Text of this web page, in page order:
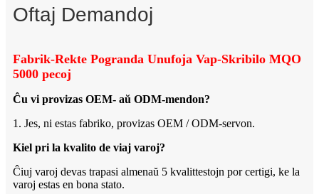
Oftaj Demandoj
Fabrik-Rekte Pogranda Unufoja Vap-Skribilo MQO
5000 pecoj
Ĉu vi provizas OEM- aŭ ODM-mendon?
1. Jes, ni estas fabriko, provizas OEM / ODM-servon.
Kiel pri la kvalito de viaj varoj?
Ĉiuj varoj devas trapasi almenaŭ 5 kvalittestojn por certigi, ke la
varoj estas en bona stato.